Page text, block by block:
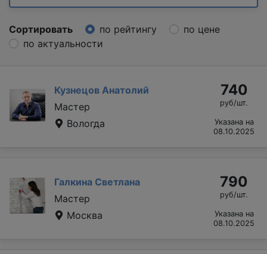
Сортировать по рейтингу
по цене
по актуальности
Кузнецов Анатолий
Мастер
Вологда
740
руб/шт.
Указана на
08.10.2025
Галкина Светлана
Мастер
Москва
790
руб/шт.
Указана на
08.10.2025